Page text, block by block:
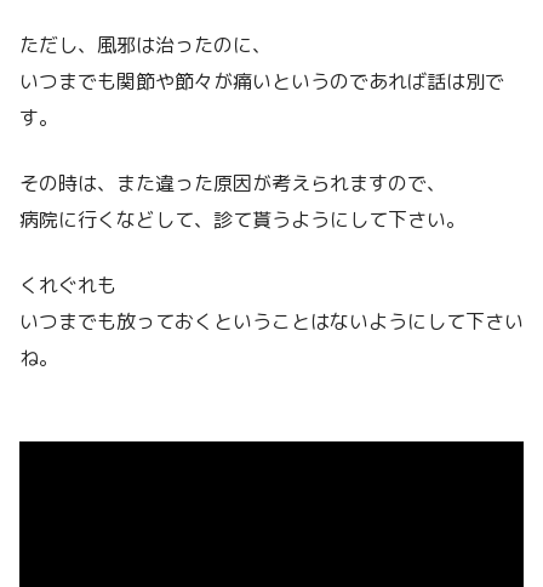
ただし、風邪は治ったのに、
いつまでも関節や節々が痛いというのであれば話は別で
す。
その時は、また違った原因が考えられますので、
病院に行くなどして、診て貰うようにして下さい。
くれぐれも
いつまでも放っておくということはないようにして下さい
ね。